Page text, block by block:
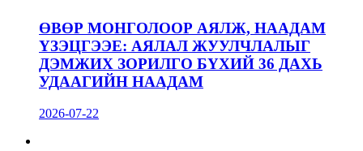
ӨВӨР МОНГОЛООР АЯЛЖ, НААДАМ
ҮЗЭЦГЭЭЕ: АЯЛАЛ ЖУУЛЧЛАЛЫГ
ДЭМЖИХ ЗОРИЛГО БҮХИЙ 36 ДАХЬ
УДААГИЙН НААДАМ
2026-07-22